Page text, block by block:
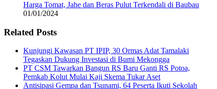
Harga Tomat, Jahe dan Beras Pulut Terkendali di Baubau
01/01/2024
Related Posts
Kunjungi Kawasan PT IPIP, 30 Ormas Adat Tamalaki
Tegaskan Dukung Investasi di Bumi Mekongga
PT CSM Tawarkan Bangun RS Baru Ganti RS Potoa,
Pemkab Kolut Mulai Kaji Skema Tukar Aset
Antisipasi Gempa dan Tsunami, 64 Peserta Ikuti Sekolah